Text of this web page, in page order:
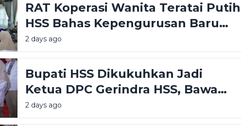
RAT Koperasi Wanita Teratai Putih
HSS Bahas Kepengurusan Baru
dan Penguatan Ekonomi
Perempuan
2 days ago
Bupati HSS Dikukuhkan Jadi
Ketua DPC Gerindra HSS, Bawa
Amanah Baru Perkuat Konsolidasi
2 days ago